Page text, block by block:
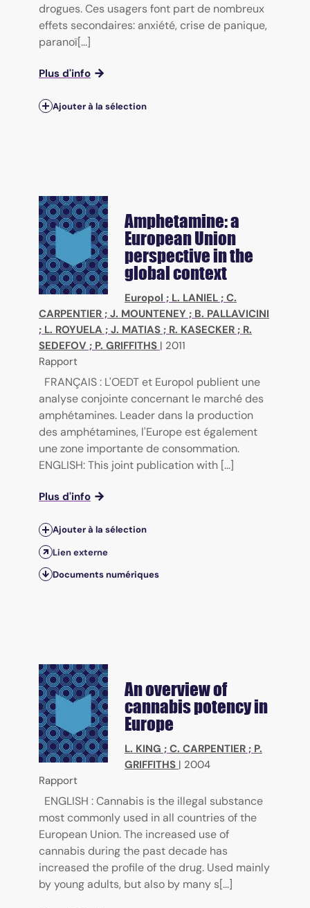
drogues. Ces usagers font part de nombreux
effets secondaires: anxiété, crise de panique,
paranoï[...]
Plus d'info
Ajouter à la sélection
Amphetamine: a
European Union
perspective in the
global context
Europol ; L. LANIEL ; C.
CARPENTIER ; J. MOUNTENEY ; B. PALLAVICINI
; L. ROYUELA ; J. MATIAS ; R. KASECKER ; R.
SEDEFOV ; P. GRIFFITHS | 2011
Rapport
FRANÇAIS : L'OEDT et Europol publient une
analyse conjointe concernant le marché des
amphétamines. Leader dans la production
des amphétamines, l'Europe est également
une zone importante de consommation.
ENGLISH: This joint publication with [...]
Plus d'info
Ajouter à la sélection
Lien externe
Documents numériques
An overview of
cannabis potency in
Europe
L. KING ; C. CARPENTIER ; P.
GRIFFITHS | 2004
Rapport
ENGLISH : Cannabis is the illegal substance
most commonly used in all countries of the
European Union. The increased use of
cannabis during the past decade has
increased the profile of the drug. Used mainly
by young adults, but also by many s[...]